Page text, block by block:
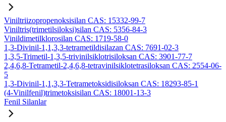
Viniltriizopropenoksisilan CAS: 15332-99-7
Viniltris(trimetilsiloksi)silan CAS: 5356-84-3
Vinildimetilklorosilan CAS: 1719-58-0
1,3-Divinil-1,1,3,3-tetrametildisilazan CAS: 7691-02-3
1,3,5-Trimetil-1,3,5-trivinilsiklotrisiloksan CAS: 3901-77-7
2,4,6,8-Tetrametil-2,4,6,8-tetravinilsiklotetrasiloksan CAS: 2554-06-
5
1,3-Divinil-1,1,3,3-Tetrametoksidisiloksan CAS: 18293-85-1
(4-Vinilfenil)trimetoksisilan CAS: 18001-13-3
Fenil Silanlar